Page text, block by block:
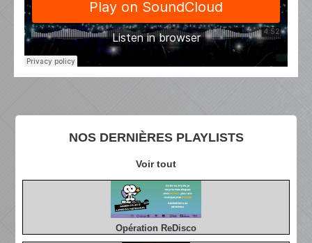
NOS DERNIÈRES PLAYLISTS
Voir tout
Opération ReDisco